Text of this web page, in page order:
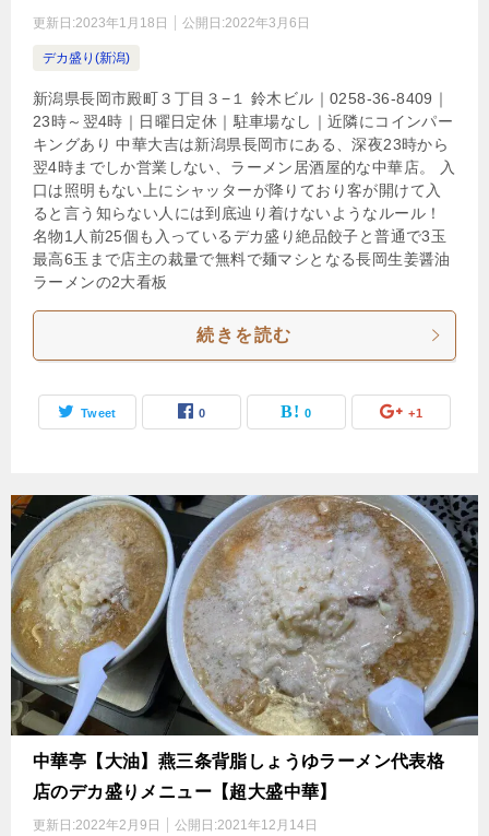
更新日:2023年1月18日 公開日:2022年3月6日
デカ盛り(新潟)
新潟県長岡市殿町３丁目３−１ 鈴木ビル｜0258-36-8409｜
23時～翌4時｜日曜日定休｜駐車場なし｜近隣にコインパー
キングあり 中華大吉は新潟県長岡市にある、深夜23時から
翌4時までしか営業しない、ラーメン居酒屋的な中華店。 入
口は照明もない上にシャッターが降りており客が開けて入
ると言う知らない人には到底辿り着けないようなルール！
名物1人前25個も入っているデカ盛り絶品餃子と普通で3玉
最高6玉まで店主の裁量で無料で麺マシとなる長岡生姜醤油
ラーメンの2大看板
続きを読む
Tweet 0 0 +1
中華亭【大油】燕三条背脂しょうゆラーメン代表格
店のデカ盛りメニュー【超大盛中華】
更新日:2022年2月9日 公開日:2021年12月14日